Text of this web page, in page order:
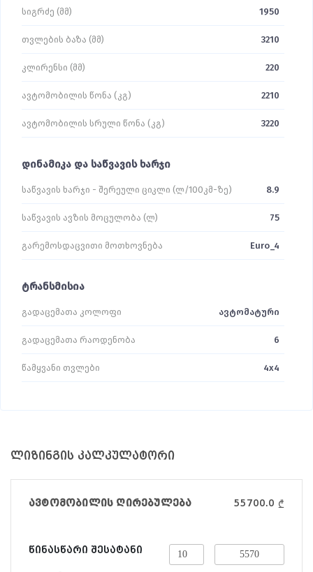
სიგრძე (მმ) 1950
თვლების ბაზა (მმ) 3210
კლირენსი (მმ) 220
ავტომობილის წონა (კგ) 2210
ავტომობილის სრული წონა (კგ) 3220
დინამიკა და საწვავის ხარჯი
საწვავის ხარჯი - შერეული ციკლი (ლ/100კმ-ზე) 8.9
საწვავის ავზის მოცულობა (ლ) 75
გარემოსდაცვითი მოთხოვნება Euro_4
ტრანსმისია
გადაცემათა კოლოფი ავტომატური
გადაცემათა რაოდენობა 6
წამყვანი თვლები 4x4
ლიზინგის კალკულატორი
ავტომობილის ღირებულება 55700.0 ₾
წინასწარი შესატანი